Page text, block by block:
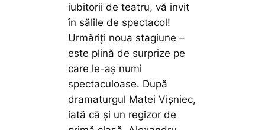
iubitorii de teatru, vă invit
în sălile de spectacol!
Urmăriți noua stagiune –
este plină de surprize pe
care le-aș numi
spectaculoase. După
dramaturgul Matei Vișniec,
iată că și un regizor de